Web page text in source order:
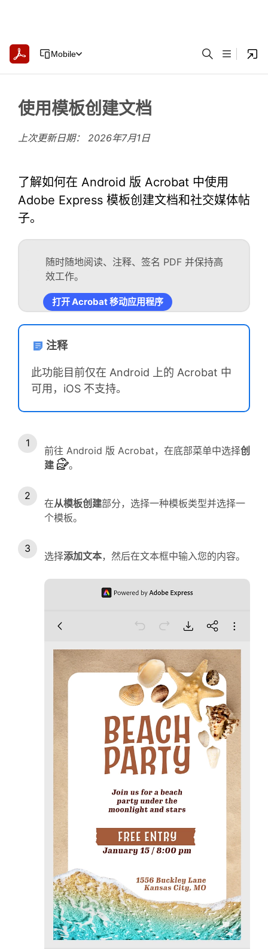
Mobile
使用模板创建文档
上次更新日期： 2026年7月1日
了解如何在 Android 版 Acrobat 中使用
Adobe Express 模板创建文档和社交媒体帖
子。
随时随地阅读、注释、签名 PDF 并保持高
效工作。
打开 Acrobat 移动应用程序
注释
此功能目前仅在 Android 上的 Acrobat 中
可用，iOS 不支持。
前往 Android 版 Acrobat，在底部菜单中选择创
建
。
在从模板创建部分，选择一种模板类型并选择一
个模板。
选择添加文本，然后在文本框中输入您的内容。